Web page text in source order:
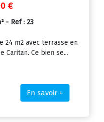
€
- Ref : 23
24 m2 avec terrasse en
Caritan. Ce bien se...
En savoir +